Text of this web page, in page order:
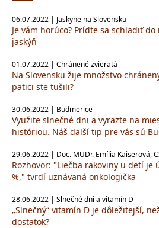
06.07.2022 | Jaskyne na Slovensku
Je vám horúco? Príďte sa schladiť
jaskýň
01.07.2022 | Chránené zvieratá
Na Slovensku žije množstvo
pätici ste tušili?
30.06.2022 | Budmerice
Využite slnečné dni a vyrazte na
históriou. Náš ďalší tip pre vás sú
29.06.2022 | Doc. MUDr. Emília Kaiserová,
Rozhovor: "Liečba rakoviny u detí je
%," tvrdí uznávaná onkologička
28.06.2022 | Slnečné dni a vitamín D
„Slnečný“ vitamín D je dôležitejší,
dostatok?